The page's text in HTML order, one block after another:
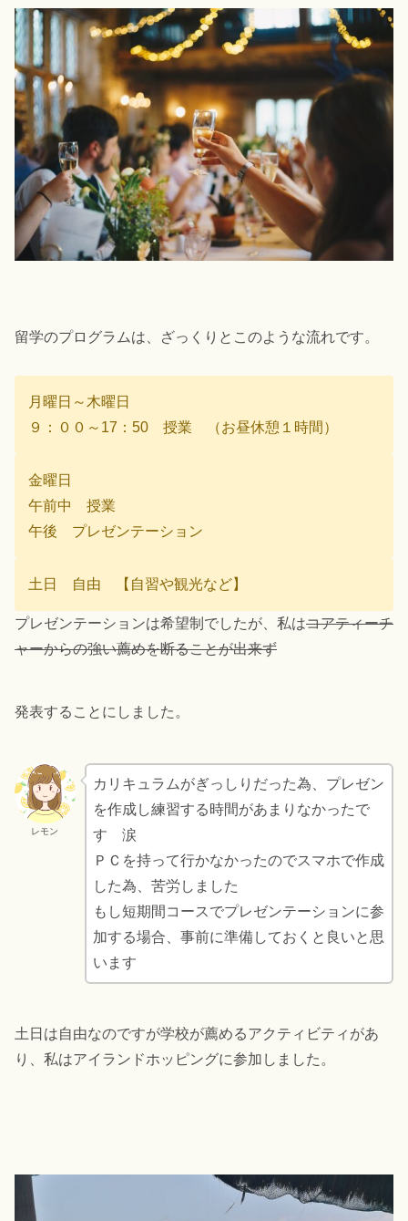
留学のプログラムは、ざっくりとこのような流れです。
月曜日～木曜日
９：００～17：50 授業 （お昼休憩１時間）
金曜日
午前中 授業
午後 プレゼンテーション
土日 自由 【自習や観光など】
プレゼンテーションは希望制でしたが、私はコアティーチ
ャーからの強い薦めを断ることが出来ず
発表することにしました。
レモン
カリキュラムがぎっしりだった為、プレゼン
を作成し練習する時間があまりなかったで
す 涙
ＰＣを持って行かなかったのでスマホで作成
した為、苦労しました
もし短期間コースでプレゼンテーションに参
加する場合、事前に準備しておくと良いと思
います
土日は自由なのですが学校が薦めるアクティビティがあ
り、私はアイランドホッピングに参加しました。